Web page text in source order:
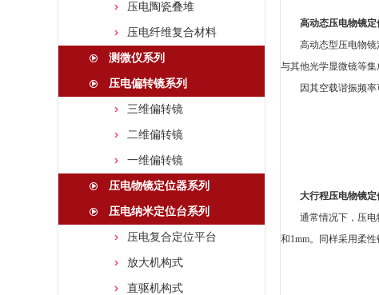
压电陶瓷叠堆
压电纤维复合材料
测微仪系列
压电偏转镜系列
三维偏转镜
二维偏转镜
一维偏转镜
压电物镜定位器系列
压电纳米定位台系列
压电复合定位平台
放大机构式
直驱机构式
高动态压电物镜定
高动态型压电物
与其他光学显微镜等集
因其空载谐振频率
大行程压电物镜定
通常情况下，压
和1mm。同样采用柔